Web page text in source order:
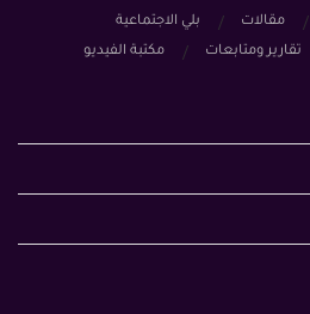
مقالات
بلي الاجتماعية
تقارير ومتابعات مكتبة الفيديو